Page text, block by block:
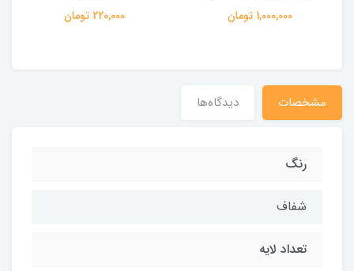
1,000,000 تومان 220,000 تومان
مشخصات دیدگاه‌ها
رنگ
شفاف
تعداد لایه